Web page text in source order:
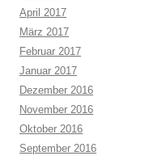
April 2017
März 2017
Februar 2017
Januar 2017
Dezember 2016
November 2016
Oktober 2016
September 2016